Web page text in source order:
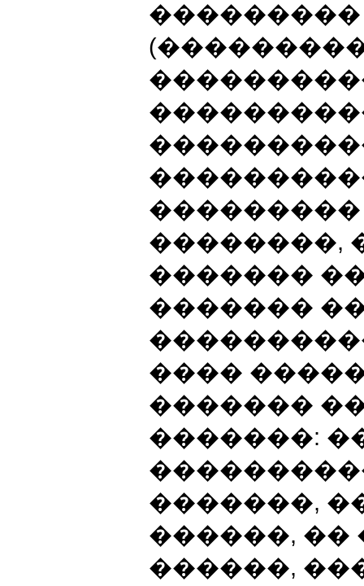
���������
��������,
�������
�������
����
�������
�������:
�������,
������, ��
������,